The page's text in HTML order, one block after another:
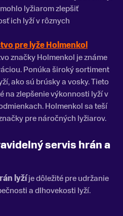
lyžiarom zlepšiť
ich lyží v rôznych
pre lyže Holmenkol
značky Holmenkol je známe
Ponúka široký sortiment
ako sú brúsky a vosky. Tieto
na zlepšenie výkonnosti lyží v
Holmenkol sa teší
pre náročných lyžiarov.
servis hrán a
lyžíje dôležité pre udržanie
a dlhovekosti lyží.